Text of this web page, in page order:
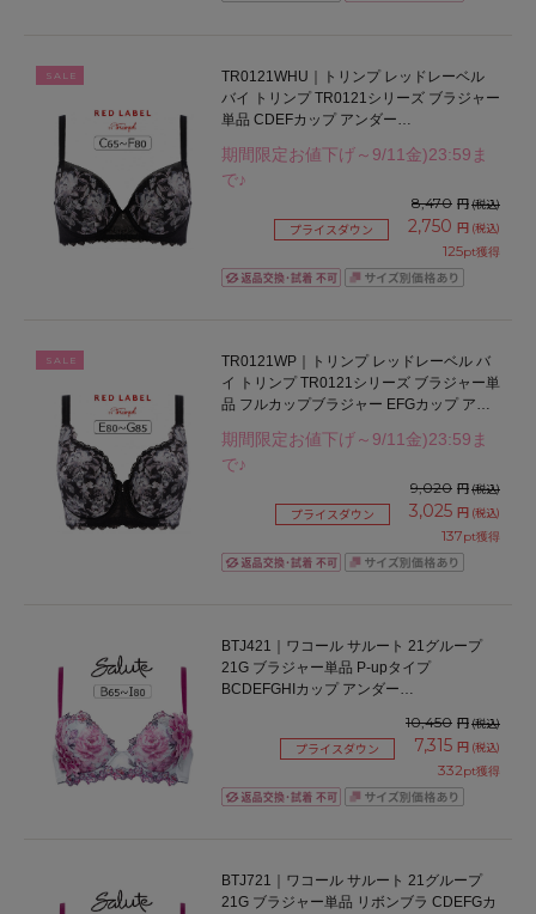
SALE
TR0121WHU｜トリンプ レッドレーベル
バイ トリンプ TR0121シリーズ ブラジャー
単品 CDEFカップ アンダー
期間限定お値下げ～9/11金)23:59ま
で♪
8,470 円(税込)
プライスダウン 2,750 円 (税込)
125pt獲得
SALE
TR0121WP｜トリンプ レッドレーベル バ
イ トリンプ TR0121シリーズ ブラジャー単
品 フルカップブラジャー EFGカップ アン
期間限定お値下げ～9/11金)23:59ま
で♪
9,020 円(税込)
プライスダウン 3,025 円 (税込)
137pt獲得
BTJ421｜ワコール サルート 21グループ
21G ブラジャー単品 P-upタイプ
BCDEFGHIカップ アンダー
10,450 円(税込)
プライスダウン 7,315 円 (税込)
332pt獲得
BTJ721｜ワコール サルート 21グループ
21G ブラジャー単品 リボンブラ CDEFGカ